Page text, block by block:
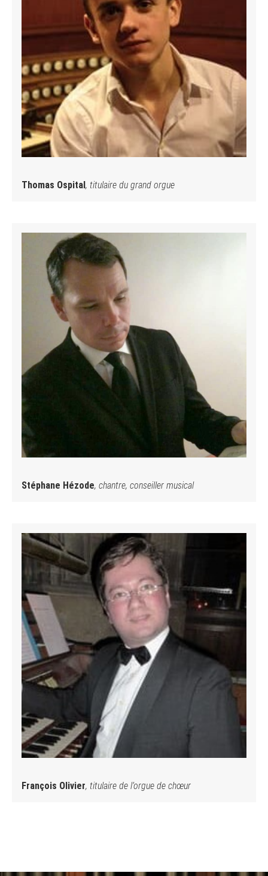
Thomas Ospital, titulaire du grand orgue
Stéphane Hézode, chantre, conseiller musical
François Olivier, titulaire de l’orgue de chœur